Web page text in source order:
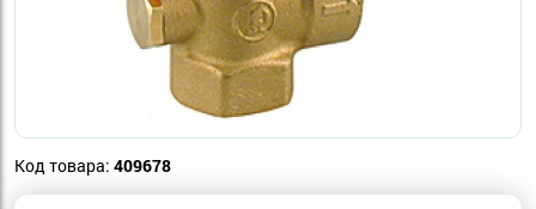
Код товара: 409678